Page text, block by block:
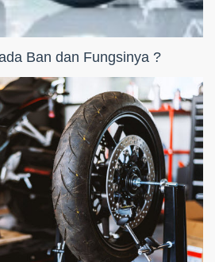
Ban dan Fungsinya ?